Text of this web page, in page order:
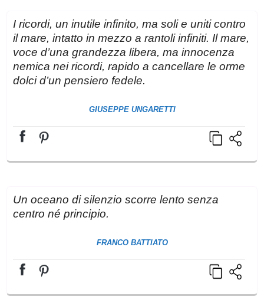
I ricordi, un inutile infinito, ma soli e uniti contro
il mare, intatto in mezzo a rantoli infiniti. Il mare,
voce d’una grandezza libera, ma innocenza
nemica nei ricordi, rapido a cancellare le orme
dolci d’un pensiero fedele.
GIUSEPPE UNGARETTI
Un oceano di silenzio scorre lento senza
centro né principio.
FRANCO BATTIATO